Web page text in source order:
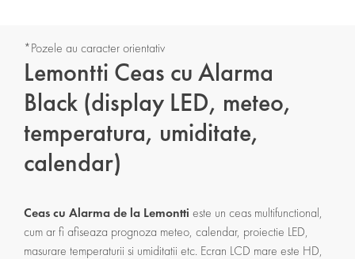
*Pozele au caracter orientativ
Lemontti Ceas cu Alarma
Black (display LED, meteo,
temperatura, umiditate,
calendar)
Ceas cu Alarma de la Lemontti este un ceas multifunctional,
cum ar fi afiseaza prognoza meteo, calendar, proiectie LED,
masurare temperaturii si umiditatii etc. Ecran LCD mare este HD,